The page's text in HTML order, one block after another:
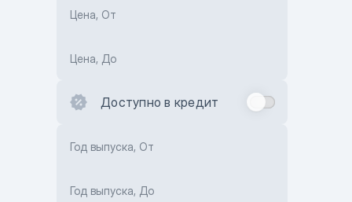
Цена, От
Цена, До
Доступно в кредит
Год выпуска, От
Год выпуска, До